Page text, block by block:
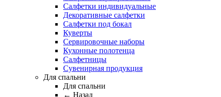
Салфетки индивидуальные
Декоративные салфетки
Салфетки под бокал
Куверты
Сервировочные наборы
Кухонные полотенца
Салфетницы
Сувенирная продукция
Для спальни
Для спальни
← Назад